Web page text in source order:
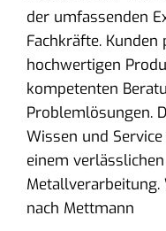
der umfassenden
Fachkräfte.
hochwertigen
kompetenten
Problemlösungen.
Wissen und
einem
nach Mettmann